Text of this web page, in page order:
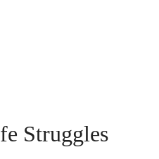
Struggles